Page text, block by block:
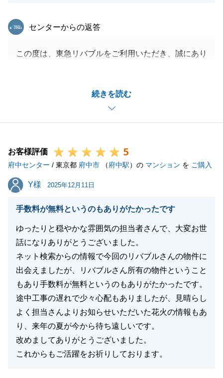
続きを読む
東急リバブル
センターからの返答
この度は、東急リバブルをご利用いただき、誠にあり
ご不安な思いをさせてしまい申し訳ございませんでし
今後は、ご指摘いただいた点を意識し、お客様からご
よう努めます。
貴重なご意見をいただきありがとうございました。今
後とも、宜しくお願い申し上げます。
お客様評価 5
府中センター / 東京都 府中市 （府中駅）の マンション を ご購入
Y様
Y様 2025年12月11日
手数料が無料というのもありがたかったです
ゆったりと穏やかな雰囲気の担当者さんで、大変お世
話になりありがとうございました。
ネット検索からの情報で今回のリバブルさんの物件に
出会えましたが、リバブルさん所有の物件ということ
もあり手数料が無料というのもありがたかったです。
途中工事の遅れで少々心配もありましたが、見晴らし
よく担当さんよりお知らせいただいた花火の情報もあ
り、来年の夏が今から待ち遠しいです。
改めましてありがとうございました。
これからもご活躍をお祈りしております。